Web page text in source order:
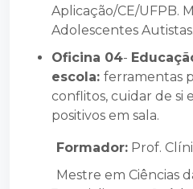
Aplicação/CE/UFPB.
Adolescentes Autistas.
Oficina 04-
escola: ferramentas
conflitos, cuidar de si
positivos em sala.
Formador: Prof.
Mestre em Ciências